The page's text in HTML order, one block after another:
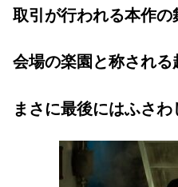
取引が行われる本作の
会場の楽園と称される
まさに最後にはふさわ